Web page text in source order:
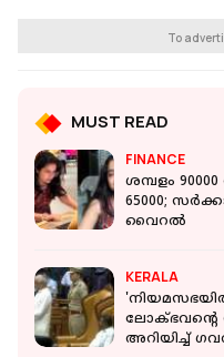
To
MUST READ
FINANCE
ശമ്പളം
65000;
വൈറല്‍
KERALA
ലോക്ഭവൻ്റെ
അറിയിച്ച്